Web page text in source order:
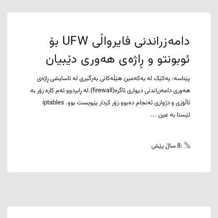
دامەزراندنی فایرواڵی UFW بۆ
ئوبونتو و ڕاژەی هەوری دێبیان
پێناسە: یەکێک لە یەکەمین هێڵەکانی بەرگیری لە ئاسایشی ڕاژەی
هەوری دامەزراندنی دیواری ئاگرە(firewall).لە ڕابردوو ئەم کارە زۆر بە
ئاڵۆزی و دژواری ئەنجام دەبوو.زۆر کردار پێویست بوو. iptables
ئێستا بە عین ...
:8 ساڵ پێش